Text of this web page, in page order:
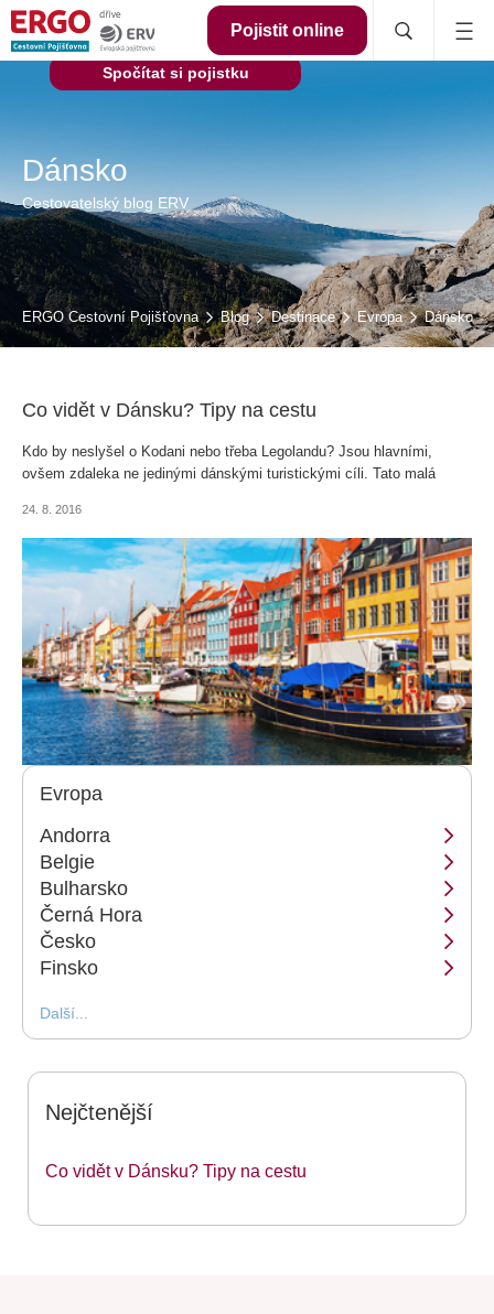
Pojistit online
Dánsko
Cestovatelský blog ERV
ERGO Cestovní Pojišťovna Blog Destinace Evropa Dánsko
Co vidět v Dánsku? Tipy na cestu
Kdo by neslyšel o Kodani nebo třeba Legolandu? Jsou hlavními,
ovšem zdaleka ne jedinými dánskými turistickými cíli. Tato malá
24. 8. 2016
Evropa
Andorra
Belgie
Bulharsko
Černá Hora
Česko
Finsko
Další...
Nejčtenější
Co vidět v Dánsku? Tipy na cestu
Spočítat si pojistku